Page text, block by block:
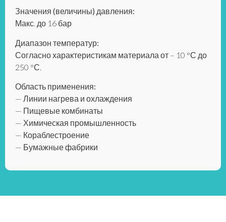
Значения (величины) давления:
Макс. до 16 бар
Диапазон температур:
Согласно характеристикам материала от – 10 °С до
250 °С.
Область применения:
— Линии нагрева и охлаждения
— Пищевые комбинаты
— Химическая промышленность
— Кораблестроение
— Бумажные фабрики